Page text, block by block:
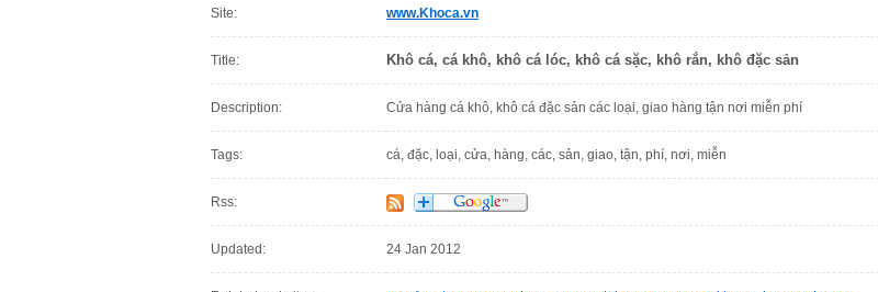
Site: www.Khoca.vn
Title: Khô cá, cá khô, khô cá lóc, khô cá sặc, khô rắn, khô đặc sản
Description: Cửa hàng cá khô, khô cá đặc sản các loại, giao hàng tận nơi miễn phí
Tags: cá, đặc, loại, cửa, hàng, các, sản, giao, tận, phí, nơi, miễn
Rss:
Updated: 24 Jan 2012